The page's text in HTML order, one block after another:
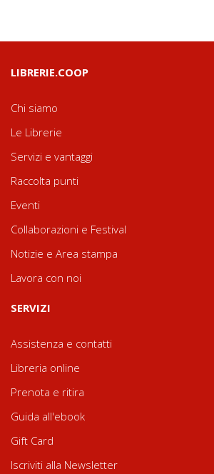
LIBRERIE.COOP
Chi siamo
Le Librerie
Servizi e vantaggi
Raccolta punti
Eventi
Collaborazioni e Festival
Notizie e Area stampa
Lavora con noi
SERVIZI
Assistenza e contatti
Libreria online
Prenota e ritira
Guida all'ebook
Gift Card
Iscriviti alla Newsletter